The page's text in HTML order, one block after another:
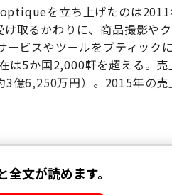
を立ち上げたのは2011
取るかわりに、商品撮影や
ービスやツールをブティック
は5か国2,000軒を超える。売
億6,250万円）。2015年の売